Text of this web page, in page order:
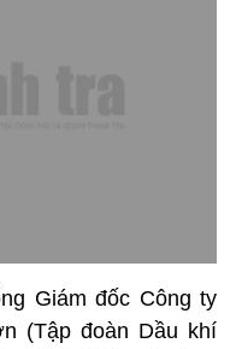
Giám đốc Công ty
(Tập đoàn Dầu khí